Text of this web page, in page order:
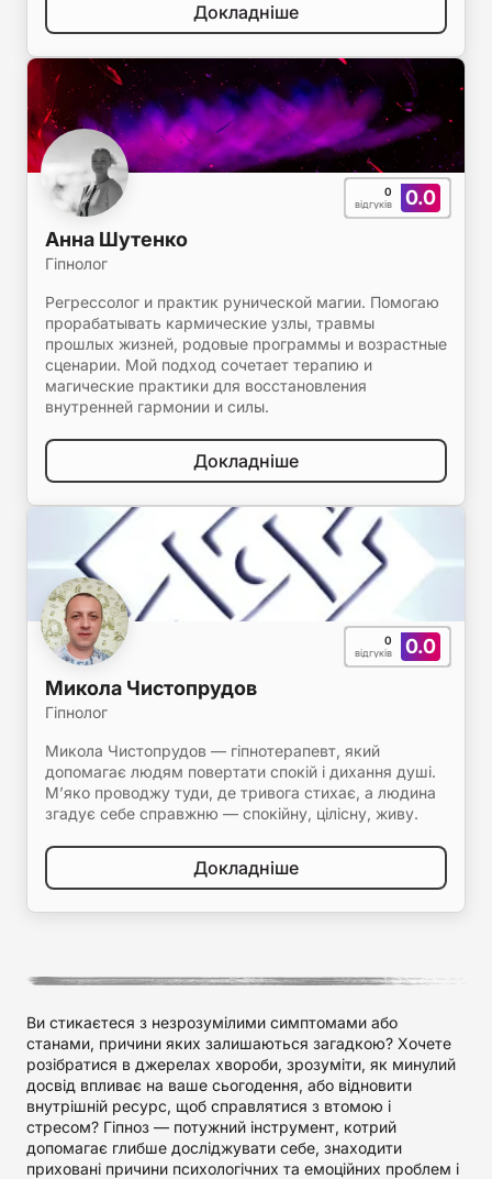
Докладніше
0.0
0
відгуків
Анна Шутенко
Гіпнолог
Регрессолог и практик рунической магии. Помогаю
прорабатывать кармические узлы, травмы
прошлых жизней, родовые программы и возрастные
сценарии. Мой подход сочетает терапию и
магические практики для восстановления
внутренней гармонии и силы.
Докладніше
0.0
0
відгуків
Микола Чистопрудов
Гіпнолог
Микола Чистопрудов — гіпнотерапевт, який
допомагає людям повертати спокій і дихання душі.
М’яко проводжу туди, де тривога стихає, а людина
згадує себе справжню — спокійну, цілісну, живу.
Докладніше
Ви стикаєтеся з незрозумілими симптомами або
станами, причини яких залишаються загадкою? Хочете
розібратися в джерелах хвороби, зрозуміти, як минулий
досвід впливає на ваше сьогодення, або відновити
внутрішній ресурс, щоб справлятися з втомою і
стресом? Гіпноз — потужний інструмент, котрий
допомагає глибше досліджувати себе, знаходити
приховані причини психологічних та емоційних проблем і